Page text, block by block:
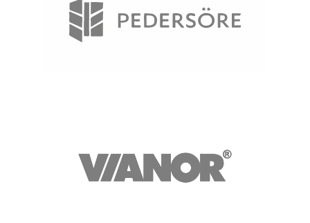
Pedersöre
Vianor